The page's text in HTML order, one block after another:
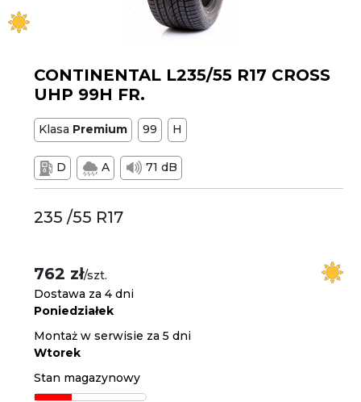
CONTINENTAL L235/55 R17 CROSS
UHP 99H FR.
Klasa Premium 99 H
D A 71 dB
235 /55 R17
762 zł/szt.
Dostawa za 4 dni
Poniedziałek
Montaż w serwisie za 5 dni
Wtorek
Stan magazynowy